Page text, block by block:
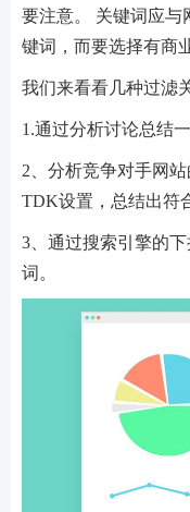
要注意。 关键词应与
键词，而要选择有商
我们来看看几种过滤
1.通过分析讨论总结
2、分析竞争对手网
TDK设置，总结出符
3、通过搜索引擎的
词。